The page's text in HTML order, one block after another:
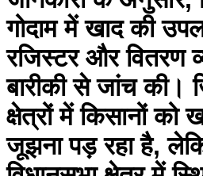
गोदाम में खाद की
रजिस्टर और वितरण
बारीकी से जांच
क्षेत्रों में किसानों को
जूझना पड़ रहा है,